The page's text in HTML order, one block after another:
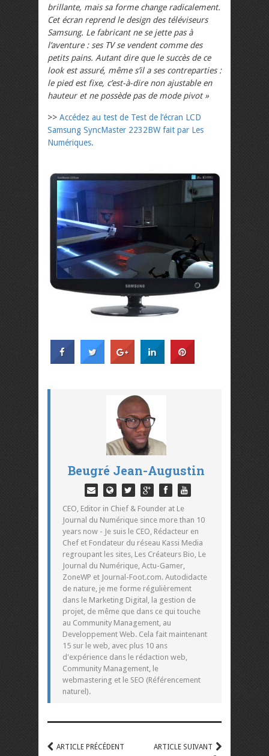
brillante, mais sa forme change radicalement.
Cet écran reprend le design des téléviseurs
Samsung. Le fabricant ne se jette pas à
l’aventure : ses TV se vendent comme des
petits pains. Autant dire que le succès de ce
look est assuré, même s’il a ses contreparties :
le pied est fixe, c’est-à-dire non ajustable en
hauteur et ne possède pas de mode pivot »
>> Accédez au test de Test de l’écran LCD
Samsung SyncMaster 2232BW fait par Les
Numériques.
Beugré Jean-Augustin
CEO, Editor in Chief & Founder at Le
Journal du Numérique since more than 10
years now - Je suis le CEO, Rédacteur en
Chef et Fondateur du réseau Kassi Media
regroupant les sites, Les Créateurs Bio, Le
Journal du Numérique, Actu-Gamer,
ZoneWP et Journal-Foot.com. Autodidacte
de nature, je me forme régulièrement
dans le Marketing Digital, la gestion de
projet, de même que dans ce qui touche
au Community Management, au
Developpement Web. Cela fait maintenant
15 sur le web, avec plus 10 ans
d'expérience dans le rédaction web,
Community Management, le
webmastering et le SEO (Référencement
naturel).
ARTICLE PRÉCÉDENT ARTICLE SUIVANT